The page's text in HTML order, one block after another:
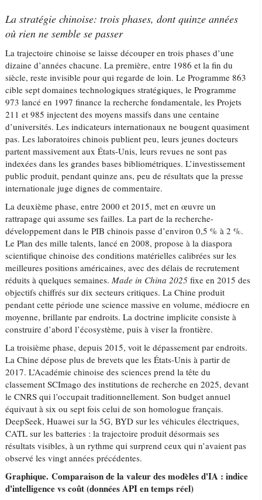
La stratégie chinoise: trois phases, dont quinze années
où rien ne semble se passer
La trajectoire chinoise se laisse découper en trois phases d’une
dizaine d’années chacune. La première, entre 1986 et la fin du
siècle, reste invisible pour qui regarde de loin. Le Programme 863
cible sept domaines technologiques stratégiques, le Programme
973 lancé en 1997 finance la recherche fondamentale, les Projets
211 et 985 injectent des moyens massifs dans une centaine
d’universités. Les indicateurs internationaux ne bougent quasiment
pas. Les laboratoires chinois publient peu, leurs jeunes docteurs
partent massivement aux États-Unis, leurs revues ne sont pas
indexées dans les grandes bases bibliométriques. L’investissement
public produit, pendant quinze ans, peu de résultats que la presse
internationale juge dignes de commentaire.
La deuxième phase, entre 2000 et 2015, met en œuvre un
rattrapage qui assume ses failles. La part de la recherche-
développement dans le PIB chinois passe d’environ 0,5 % à 2 %.
Le Plan des mille talents, lancé en 2008, propose à la diaspora
scientifique chinoise des conditions matérielles calibrées sur les
meilleures positions américaines, avec des délais de recrutement
réduits à quelques semaines.Made in China 2025 fixe en 2015 des
objectifs chiffrés sur dix secteurs critiques. La Chine produit
pendant cette période une science massive en volume, médiocre en
moyenne, brillante par endroits. La doctrine implicite consiste à
construire d’abord l’écosystème, puis à viser la frontière.
La troisième phase, depuis 2015, voit le dépassement par endroits.
La Chine dépose plus de brevets que les États-Unis à partir de
2017. L’Académie chinoise des sciences prend la tête du
classement SCImago des institutions de recherche en 2025, devant
le CNRS qui l’occupait traditionnellement. Son budget annuel
équivaut à six ou sept fois celui de son homologue français.
DeepSeek, Huawei sur la 5G, BYD sur les véhicules électriques,
CATL sur les batteries : la trajectoire produit désormais ses
résultats visibles, à un rythme qui surprend ceux qui n’avaient pas
observé les vingt années précédentes.
Graphique. Comparaison de la valeur des modèles d'IA : indice
d'intelligence vs coût (données API en temps réel)